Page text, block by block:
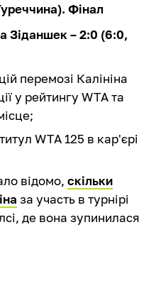
Фінал
Зіданшек – 2:0 (6:0,
перемозі Калініна
у рейтингу WTA та
WTA 125 в кар'єрі
відомо, скільки
за участь в турнірі
де вона зупинилася